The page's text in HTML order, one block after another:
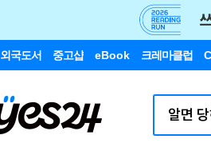
외국도서 중고샵 eBook 크레마클럽